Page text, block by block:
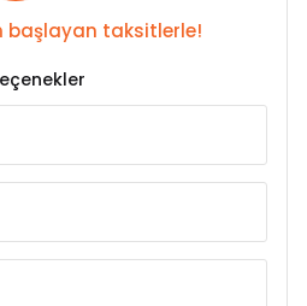
başlayan taksitlerle!